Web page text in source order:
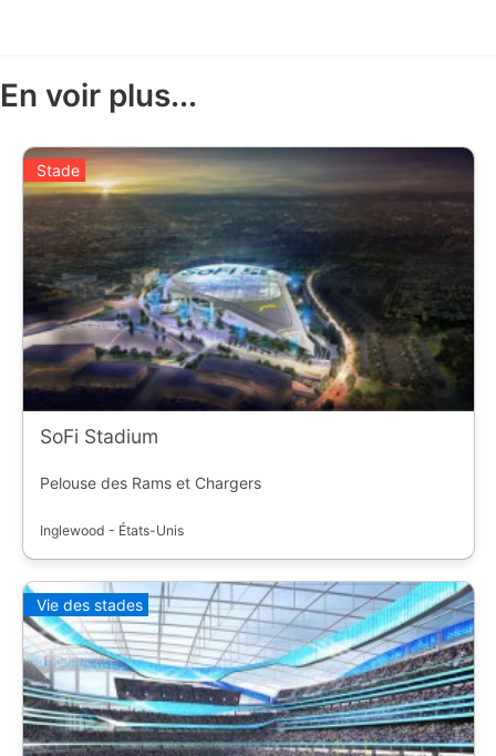
En voir plus...
Stade
SoFi Stadium
Pelouse des Rams et Chargers
Inglewood - États-Unis
Vie des stades